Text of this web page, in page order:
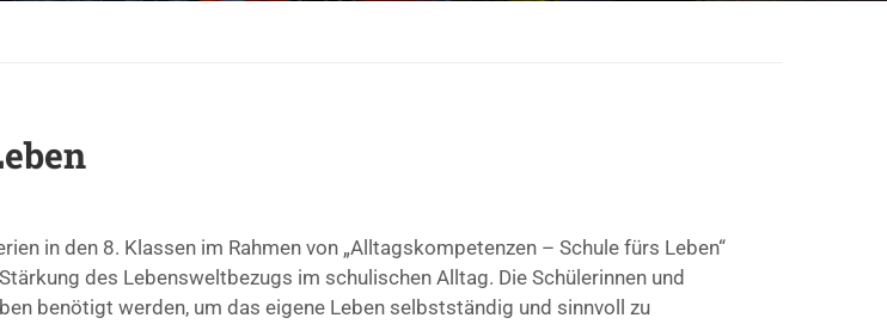
in den 8. Klassen im Rahmen von „Alltagskompetenzen – Schule fürs Leben“
des Lebensweltbezugs im schulischen Alltag. Die Schülerinnen und
benötigt werden, um das eigene Leben selbstständig und sinnvoll zu